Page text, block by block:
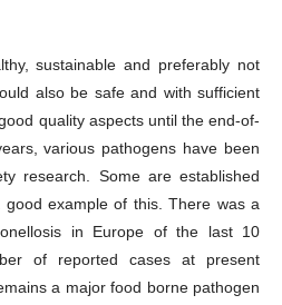
sustainable and preferably not
also be safe and with sufficient
quality aspects until the end-of-
various pathogens have been
research. Some are established
good example of this. There was a
in Europe of the last 10
of reported cases at present
a major food bornepathogen